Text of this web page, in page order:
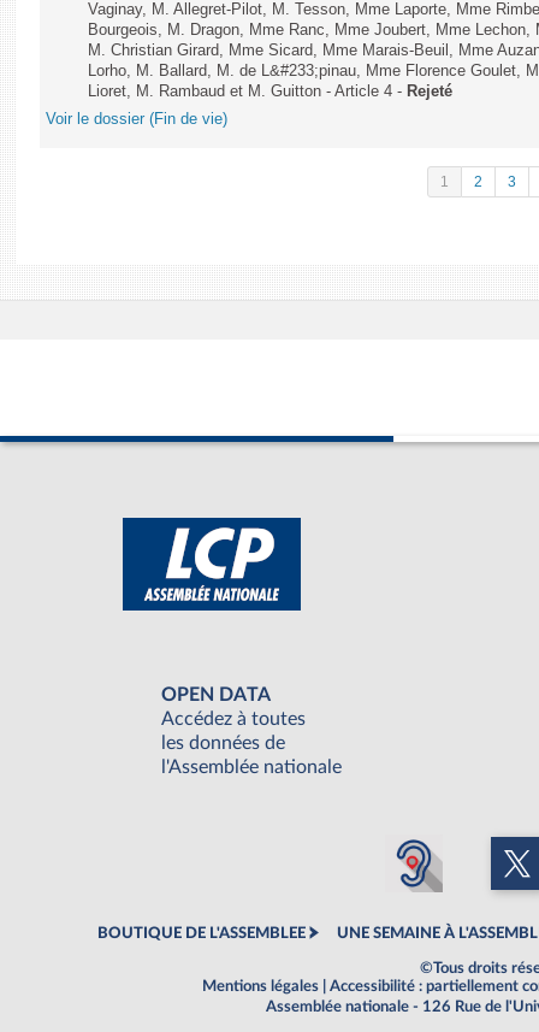
Vaginay, M. Allegret-Pilot, M. Tesson, Mme Laporte, Mme
Bourgeois, M. Dragon, Mme Ranc, Mme Joubert, Mme
M. Christian Girard, Mme Sicard, Mme Marais-Beuil, Mme
Lorho, M. Ballard, M. de L&#233;pinau, Mme Florence Goulet,
Lioret, M. Rambaud et M. Guitton - Article 4 - Rejeté
Voir le dossier (Fin de vie)
1 2 3
OPEN DATA
Accédez à toutes
les données de
l'Assemblée nationale
BOUTIQUE DE L'ASSEMBLEE UNE SEMAINE À
©Tous droits
Mentions légales
Accessibilité : partiellement
Assemblée nationale - 126 Rue de